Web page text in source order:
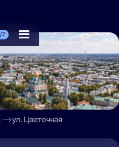
7
ул. Цветочная